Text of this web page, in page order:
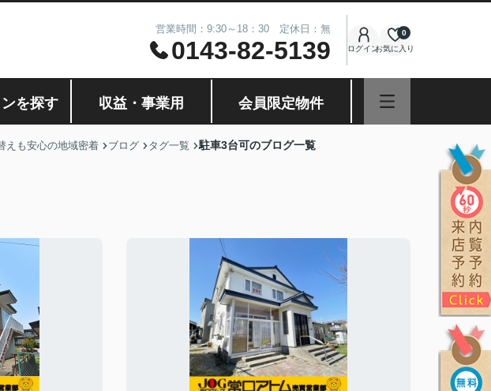
営業時間：9:30～18：30 定休日：無
0143-82-5139 ログインお気に入り
0
を探す 収益・事業用 会員限定物件
えも安心の地域密着 ブログ タグ一覧 駐車3台可のブログ一覧